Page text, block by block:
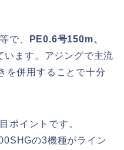
で、
PE0.6号150m、
います。アジングで主流
を併用することで十分
ポイントです。
の3機種がライン